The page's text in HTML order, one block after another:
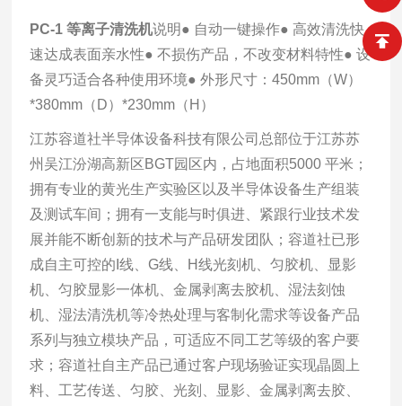
PC-1等离子清洗机说明● 自动一键操作● 高效清洗快
速达成表面亲水性● 不损伤产品，不改变材料特性● 设
备灵巧适合各种使用环境● 外形尺寸：450mm（W）
*380mm（D）*230mm（H）
江苏容道社半导体设备科技有限公司总部位于江苏苏
州吴江汾湖高新区BGT园区内，占地面积5000 平米；
拥有专业的黄光生产实验区以及半导体设备生产组装
及测试车间；拥有一支能与时俱进、紧跟行业技术发
展并能不断创新的技术与产品研发团队；容道社已形
成自主可控的I线、G线、H线光刻机、匀胶机、显影
机、匀胶显影一体机、金属剥离去胶机、湿法刻蚀
机、湿法清洗机等冷热处理与客制化需求等设备产品
系列与独立模块产品，可适应不同工艺等级的客户要
求；容道社自主产品已通过客户现场验证实现晶圆上
料、工艺传送、匀胶、光刻、显影、金属剥离去胶、